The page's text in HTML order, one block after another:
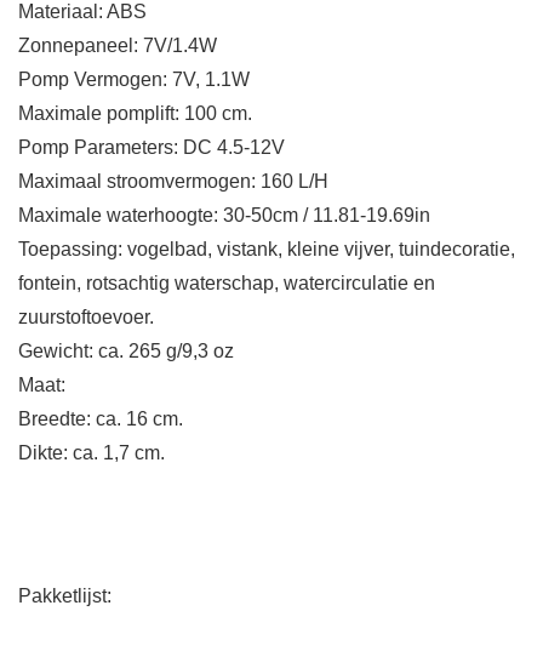
Materiaal: ABS
Zonnepaneel: 7V/1.4W
Pomp Vermogen: 7V, 1.1W
Maximale pomplift: 100 cm.
Pomp Parameters: DC 4.5-12V
Maximaal stroomvermogen: 160 L/H
Maximale waterhoogte: 30-50cm / 11.81-19.69in
Toepassing: vogelbad, vistank, kleine vijver, tuindecoratie,
fontein, rotsachtig waterschap, watercirculatie en
zuurstoftoevoer.
Gewicht: ca. 265 g/9,3 oz
Maat:
Breedte: ca. 16 cm.
Dikte: ca. 1,7 cm.
Pakketlijst: